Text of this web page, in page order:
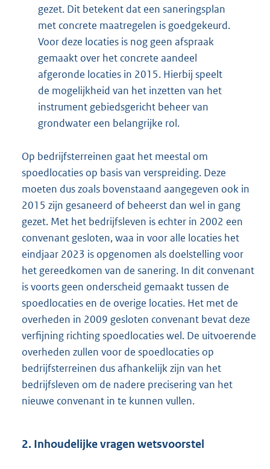
gezet. Dit betekent dat een saneringsplan
met concrete maatregelen is goedgekeurd.
Voor deze locaties is nog geen afspraak
gemaakt over het concrete aandeel
afgeronde locaties in 2015. Hierbij speelt
de mogelijkheid van het inzetten van het
instrument gebiedsgericht beheer van
grondwater een belangrijke rol.
Op bedrijfsterreinen gaat het meestal om
spoedlocaties op basis van verspreiding. Deze
moeten dus zoals bovenstaand aangegeven ook in
2015 zijn gesaneerd of beheerst dan wel in gang
gezet. Met het bedrijfsleven is echter in 2002 een
convenant gesloten, waa in voor alle locaties het
eindjaar 2023 is opgenomen als doelstelling voor
het gereedkomen van de sanering. In dit convenant
is voorts geen onderscheid gemaakt tussen de
spoedlocaties en de overige locaties. Het met de
overheden in 2009 gesloten convenant bevat deze
verfijning richting spoedlocaties wel. De uitvoerende
overheden zullen voor de spoedlocaties op
bedrijfsterreinen dus afhankelijk zijn van het
bedrijfsleven om de nadere precisering van het
nieuwe convenant in te kunnen vullen.
2. Inhoudelijke vragen wetsvoorstel